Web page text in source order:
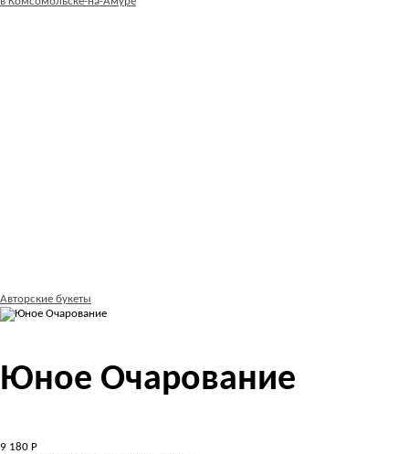
Авторские букеты
Юное Очарование
9 180 Р